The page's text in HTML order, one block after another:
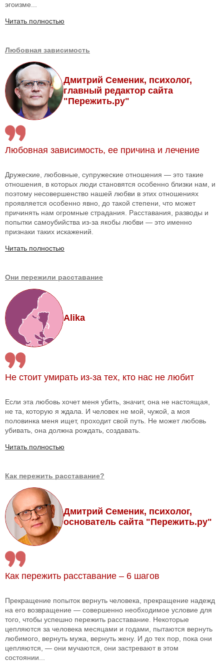
эгоизме...
Читать полностью
Любовная зависимость
Дмитрий Семеник, психолог,
главный редактор сайта
"Пережить.ру"
Любовная зависимость, ее причина и лечение
Дружеские, любовные, супружеские отношения — это такие
отношения, в которых люди становятся особенно близки нам, и
поэтому несовершенство нашей любви в этих отношениях
проявляется особенно явно, до такой степени, что может
причинять нам огромные страдания. Расставания, разводы и
попытки самоубийства из-за якобы любви — это именно
признаки таких искажений.
Читать полностью
Они пережили расставание
Alika
Не стоит умирать из-за тех, кто нас не любит
Если эта любовь хочет меня убить, значит, она не настоящая,
не та, которую я ждала. И человек не мой, чужой, а моя
половинка меня ищет, проходит свой путь. Не может любовь
убивать, она должна рождать, создавать.
Читать полностью
Как пережить расставание?
Дмитрий Семеник, психолог,
основатель сайта "Пережить.ру"
Как пережить расставание – 6 шагов
Прекращение попыток вернуть человека, прекращение надежд
на его возвращение — совершенно необходимое условие для
того, чтобы успешно пережить расставание. Некоторые
цепляются за человека месяцами и годами, пытаются вернуть
любимого, вернуть мужа, вернуть жену. И до тех пор, пока они
цепляются, — они мучаются, они застревают в этом
состоянии...